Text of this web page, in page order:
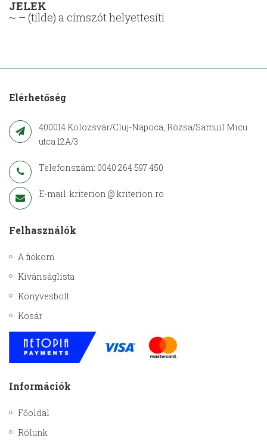
JELEK
~ – (tilde) a címszót helyettesíti
Elérhetőség
400014 Kolozsvár/Cluj-Napoca, Rózsa/Samuil Micu
utca 12A/3
Telefonszám: 0040 264 597 450
E-mail: kriterion @ kriterion.ro
Felhasználók
A fiókom
Kívánságlista
Könyvesbolt
Kosár
Információk
Főoldal
Rólunk